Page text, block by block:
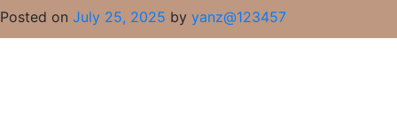
Posted on July 25, 2025 by yanz@123457